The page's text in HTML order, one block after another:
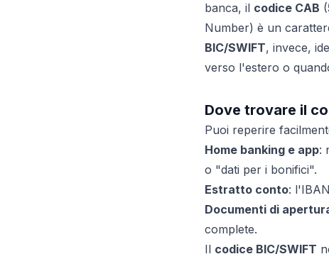
banca, il codice CAB
Number) è un
BIC/SWIFT, invece,
verso l'estero o
Dove trovare il
Puoi reperire
Home banking e app:
o "dati per i bonifici".
Estratto conto:
Documenti di
complete.
Il codice BIC/SWIFT